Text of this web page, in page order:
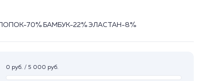
70% БАМБУК-22% ЭЛАСТАН-8%
0 руб. / 5 000 руб.